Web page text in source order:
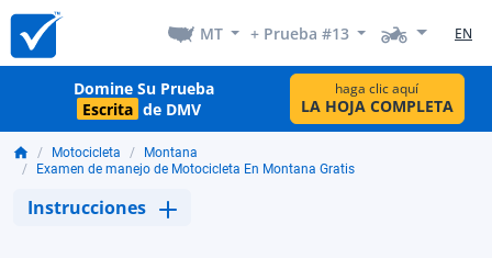
MT + Prueba #13 EN
Domine Su Prueba
Escrita de DMV
haga clic aquí
LA HOJA COMPLETA
Motocicleta
Montana
Examen de manejo de Motocicleta En Montana Gratis
Instrucciones